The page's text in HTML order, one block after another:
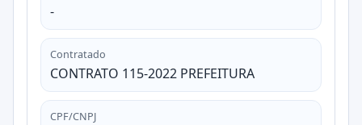
-
Contratado
CONTRATO 115-2022 PREFEITURA
CPF/CNPJ